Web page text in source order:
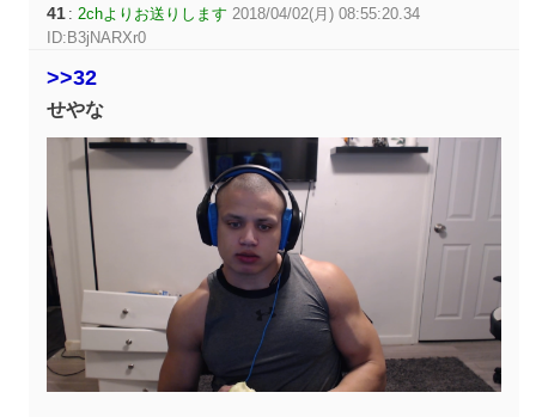
41 :2chよりお送りします 2018/04/02(月) 08:55:20.34
ID:B3jNARXr0
>>32
せやな